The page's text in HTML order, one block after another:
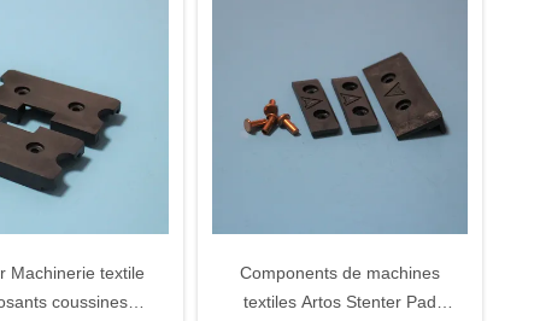
Machinerie textile
coussines
Components de machines
textiles Artos Stenter Pad